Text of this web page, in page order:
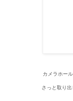
カメラホー
さっと取り